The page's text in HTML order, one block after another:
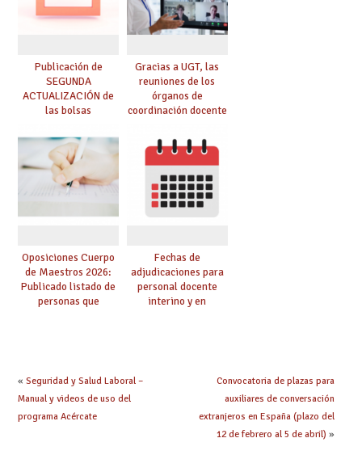
Publicación de
SEGUNDA
ACTUALIZACIÓN de
las bolsas
Cuerpo de Maestros
de especialidades
convocadas a
oposición
Gracias a UGT, las
reuniones de los
órganos de
coordinación docente
de manera
telemática, sin exigir
presencialidad en el
centro
Oposiciones Cuerpo
de Maestros 2026:
Publicado listado de
personas que
Fechas de
adjudicaciones para
personal docente
interino y en
« Seguridad y Salud Laboral –
Manual y videos de uso del
programa Acércate
Convocatoria de plazas para
auxiliares de conversación
extranjeros en España (plazo del
12 de febrero al 5 de abril) »